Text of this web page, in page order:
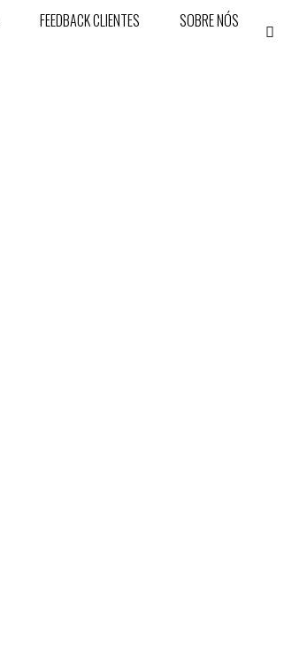
FEEDBACK CLIENTES SOBRE NÓS